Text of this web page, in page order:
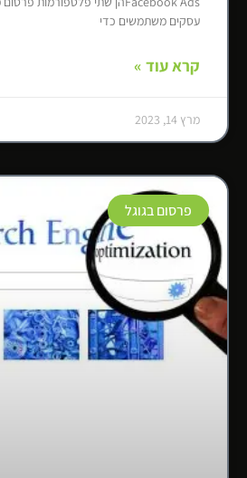
עסקים משתמשים כדי
קרא עוד »
מרץ 14, 2023
פרסום בגוגל